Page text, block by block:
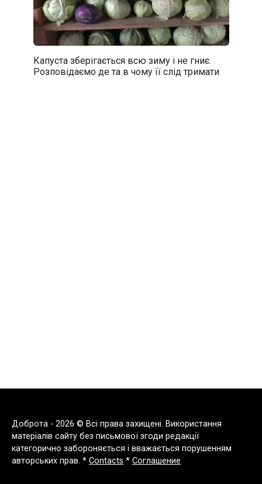
Капуста зберігається всю зиму і не гниє.
Розповідаємо де та в чому її слід тримати
Доброта - 2026 © Всі права захищені. Використання
матеріалів сайту без письмової згоди редакції
категорично забороняється і вважається порушенням
авторських прав. * Contacts * Соглашение